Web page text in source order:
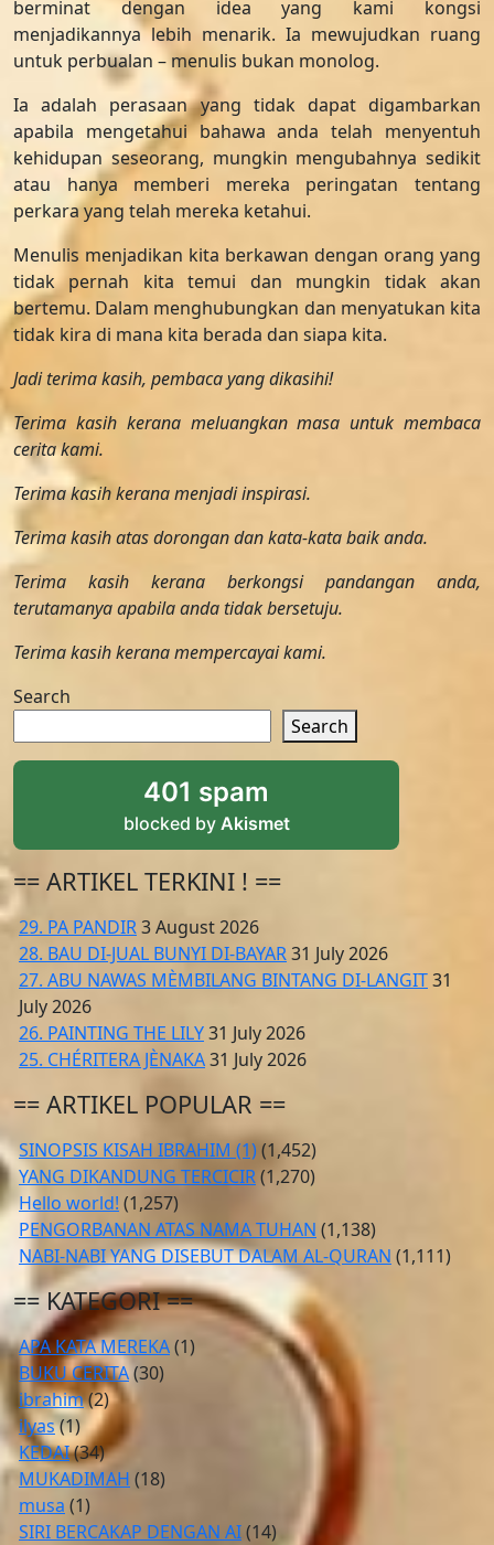
berminat dengan idea yang kami kongsi
menjadikannya lebih menarik. Ia mewujudkan ruang
untuk perbualan – menulis bukan monolog.
Ia adalah perasaan yang tidak dapat digambarkan
apabila mengetahui bahawa anda telah menyentuh
kehidupan seseorang, mungkin mengubahnya sedikit
atau hanya memberi mereka peringatan tentang
perkara yang telah mereka ketahui.
Menulis menjadikan kita berkawan dengan orang yang
tidak pernah kita temui dan mungkin tidak akan
bertemu. Dalam menghubungkan dan menyatukan kita
tidak kira di mana kita berada dan siapa kita.
Jadi terima kasih, pembaca yang dikasihi!
Terima kasih kerana meluangkan masa untuk membaca
cerita kami.
Terima kasih kerana menjadi inspirasi.
Terima kasih atas dorongan dan kata-kata baik anda.
Terima kasih kerana berkongsi pandangan anda,
terutamanya apabila anda tidak bersetuju.
Terima kasih kerana mempercayai kami.
Search
Search
401 spam
blocked by Akismet
== ARTIKEL TERKINI ! ==
29. PA PANDIR3 August 2026
28. BAU DI-JUAL BUNYI DI-BAYAR31 July 2026
27. ABU NAWAS MÈMBILANG BINTANG DI-LANGIT31
July 2026
26. PAINTING THE LILY31 July 2026
25. CHÉRITERA JÈNAKA31 July 2026
== ARTIKEL POPULAR ==
SINOPSIS KISAH IBRAHIM (1)(1,452)
YANG DIKANDUNG TERCICIR(1,270)
Hello world! (1,257)
PENGORBANAN ATAS NAMA TUHAN (1,138)
NABI-NABI YANG DISEBUT DALAM AL-QURAN (1,111)
== KATEGORI ==
APA KATA MEREKA(1)
BUKU CERITA(30)
ibrahim(2)
ilyas(1)
KEDAI(34)
MUKADIMAH (18)
musa (1)
SIRI BERCAKAP DENGAN AI(14)